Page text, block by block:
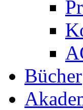
Bücher